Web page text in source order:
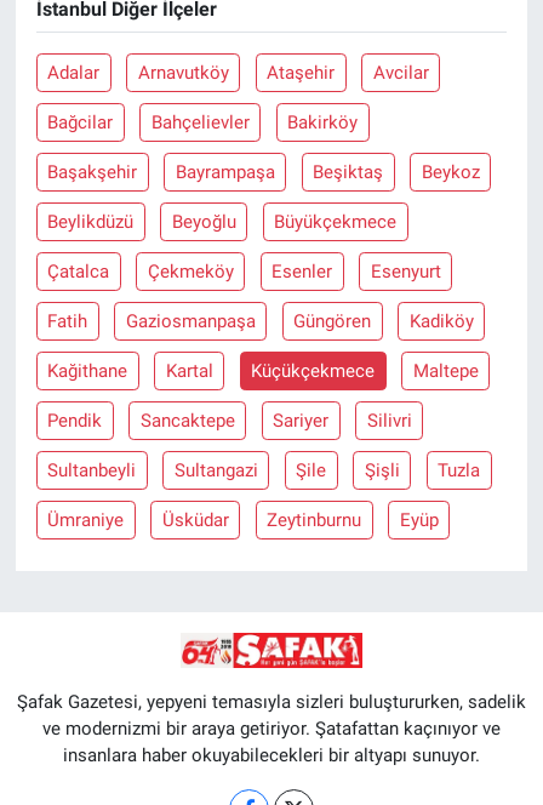
İstanbul Diğer İlçeler
Adalar Arnavutköy Ataşehir Avcilar
Bağcilar Bahçelievler Bakirköy
Başakşehir Bayrampaşa Beşiktaş Beykoz
Beylikdüzü Beyoğlu Büyükçekmece
Çatalca Çekmeköy Esenler Esenyurt
Fatih Gaziosmanpaşa Güngören Kadiköy
Kağithane Kartal Küçükçekmece Maltepe
Pendik Sancaktepe Sariyer Silivri
Sultanbeyli Sultangazi Şile Şişli Tuzla
Ümraniye Üsküdar Zeytinburnu Eyüp
Şafak Gazetesi, yepyeni temasıyla sizleri buluştururken, sadelik
ve modernizmi bir araya getiriyor. Şatafattan kaçınıyor ve
insanlara haber okuyabilecekleri bir altyapı sunuyor.